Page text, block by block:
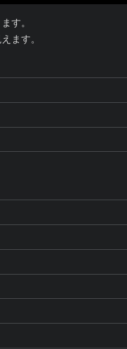
す。
ます。